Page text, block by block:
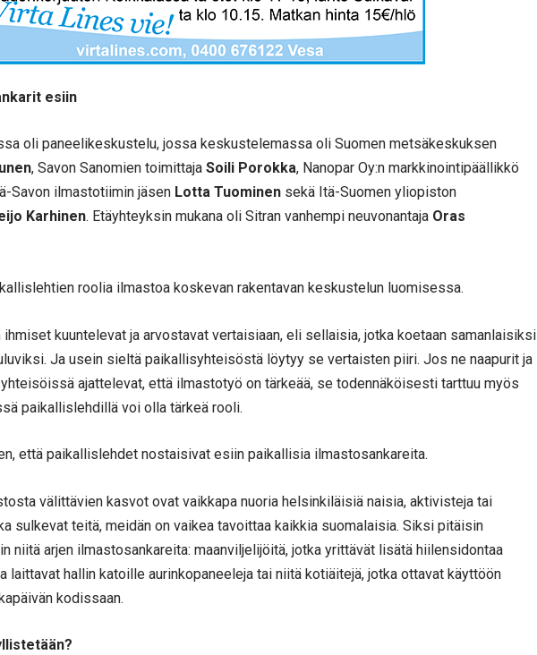
esiin
oli paneelikeskustelu, jossa keskustelemassa oli Suomen metsäkeskuksen
, Savon Sanomien toimittaja Soili Porokka, Nanopar Oy:n markkinointipäällikkö
Savon ilmastotiimin jäsen Lotta Tuominen sekä Itä-Suomen yliopiston
Karhinen. Etäyhteyksin mukana oli Sitran vanhempi neuvonantaja Oras
roolia ilmastoa koskevan rakentavan keskustelun luomisessa.
ihmiset kuuntelevat ja arvostavat vertaisiaan, eli sellaisia, jotka koetaan samanlaisiksi
Ja usein sieltä paikallisyhteisöstä löytyy se vertaisten piiri. Jos ne naapurit ja
ajattelevat, että ilmastotyö on tärkeää, se todennäköisesti tarttuu myös
paikallislehdillä voi olla tärkeä rooli.
että paikallislehdet nostaisivat esiin paikallisia ilmastosankareita.
välittävien kasvot ovat vaikkapa nuoria helsinkiläisiä naisia, aktivisteja tai
sulkevat teitä, meidän on vaikea tavoittaa kaikkia suomalaisia. Siksi pitäisin
niitä arjen ilmastosankareita: maanviljelijöitä, jotka yrittävät lisätä hiilensidontaa
laittavat hallin katoille aurinkopaneeleja tai niitä kotiäitejä, jotka ottavat käyttöön
kodissaan.